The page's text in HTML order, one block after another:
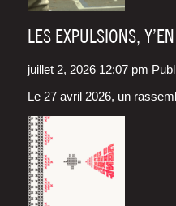
LES EXPULSIONS,
juillet 2, 2026 12:07 pm
Le 27 avril 2026, un